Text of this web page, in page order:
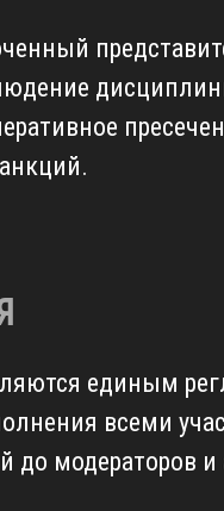
единым
всеми
до модераторов